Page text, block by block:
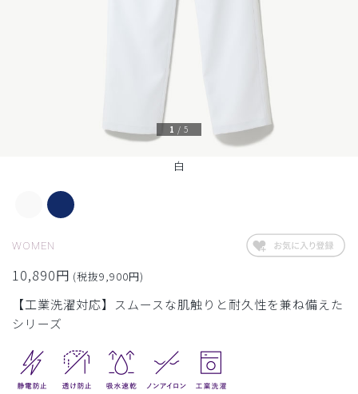
白
1 / 5
WOMEN
10,890円 (税抜9,900円)
【工業洗濯対応】スムースな肌触りと耐久性を兼ね備えた
シリーズ